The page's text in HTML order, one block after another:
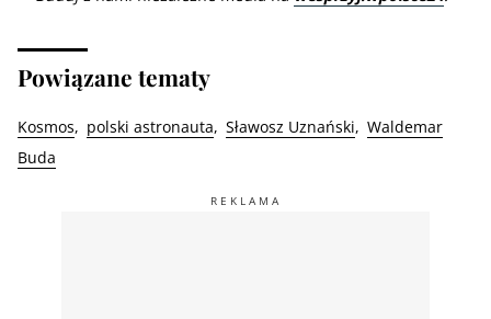
Powiązane tematy
Kosmos polski astronauta Sławosz Uznański
Waldemar
Buda